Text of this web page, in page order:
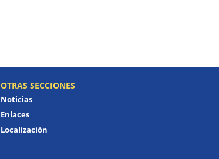
OTRAS SECCIONES
Noticias
Enlaces
Localización